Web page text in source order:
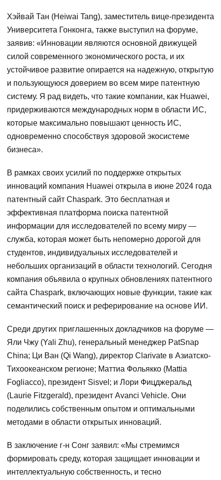
Хэйвай Тан (Heiwai Tang), заместитель вице-президента
Университета Гонконга, также выступил на форуме,
заявив: «Инновации являются основной движущей
силой современного экономического роста, и их
устойчивое развитие опирается на надежную, открытую
и пользующуюся доверием во всем мире патентную
систему. Я рад видеть, что такие компании, как Huawei,
придерживаются международных норм в области ИС,
которые максимально повышают ценность ИС,
одновременно способствуя здоровой экосистеме
бизнеса».
В рамках своих усилий по поддержке открытых
инноваций компания Huawei открыла в июне 2024 года
патентный сайт Chaspark. Это бесплатная и
эффективная платформа поиска патентной
информации для исследователей по всему миру —
служба, которая может быть непомерно дорогой для
студентов, индивидуальных исследователей и
небольших организаций в области технологий. Сегодня
компания объявила о крупных обновлениях патентного
сайта Chaspark, включающих новые функции, такие как
семантический поиск и реферирование на основе ИИ.
Среди других приглашенных докладчиков на форуме —
Яли Чжу (Yali Zhu), генеральный менеджер PatSnap
China; Ци Ван (Qi Wang), директор Clarivate в Азиатско-
Тихоокеанском регионе; Маттиа Фольякко (Mattia
Fogliacco), президент Sisvel; и Лори Фицджеральд
(Laurie Fitzgerald), президент Avanci Vehicle. Они
поделились собственным опытом и оптимальными
методами в области открытых инноваций.
В заключение г-н Сонг заявил: «Мы стремимся
формировать среду, которая защищает инновации и
интеллектуальную собственность, и тесно